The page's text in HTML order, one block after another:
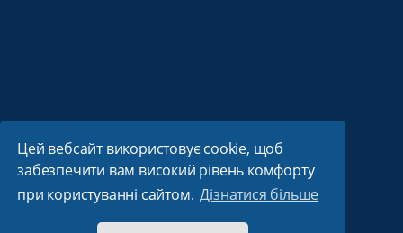
Цей вебсайт використовує cookie, щоб
забезпечити вам високий рівень комфорту
при користуванні сайтом. Дізнатися більше